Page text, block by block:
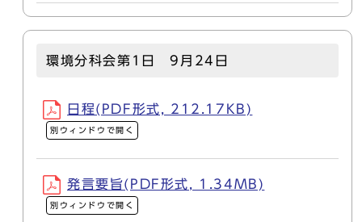
環境分科会第1日 9月24日
日程(PDF形式, 212.17KB)
別ウィンドウで開く
発言要旨(PDF形式, 1.34MB)
別ウィンドウで開く